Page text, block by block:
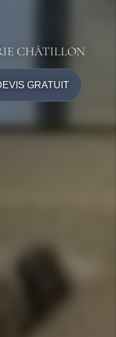
CHÂTILLON
GRATUIT